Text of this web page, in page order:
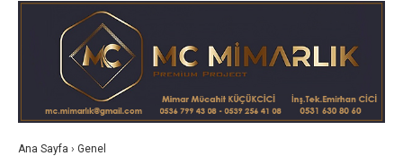
Ana Sayfa › Genel